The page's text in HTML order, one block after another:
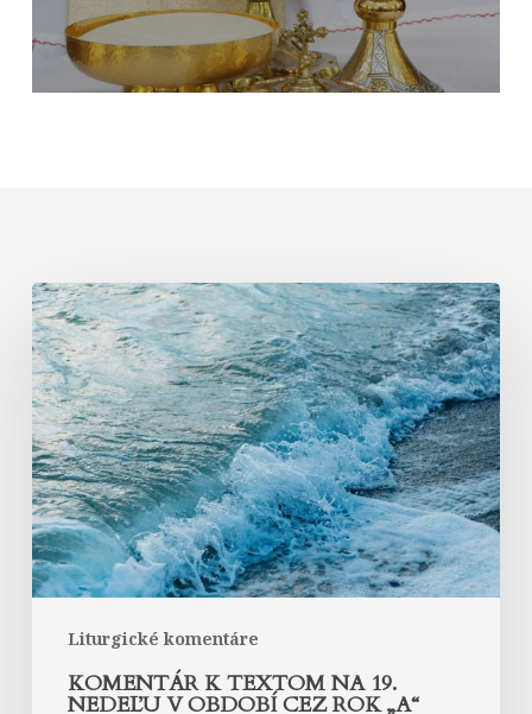
Liturgické komentáre
Komentár
k
textom
na
19.
nedeľu
v
období
cez
rok
„A“
KOMENTÁR K TEXTOM NA 19.
NEDEĽU V OBDOBÍ CEZ ROK „A“